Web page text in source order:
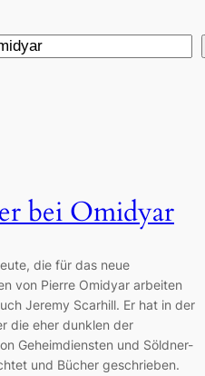
bei Omidyar
die für das neue
von Pierre Omidyar arbeiten
Jeremy Scarhill. Er hat in der
die eher dunklen der
Geheimdiensten und Söldner-
und Bücher geschrieben.